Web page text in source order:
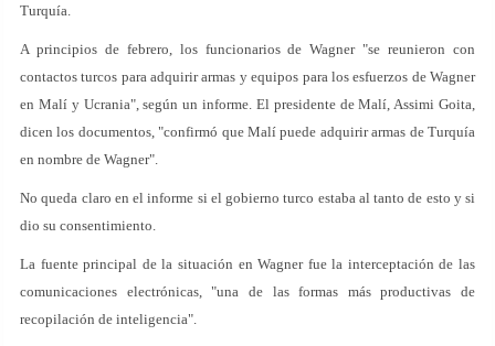
Turquía.
A principios de febrero, los funcionarios de Wagner "se reunieron con
contactos turcos para adquirir armas y equipos para los esfuerzos de Wagner
en Malí y Ucrania", según un informe. El presidente de Malí, Assimi Goita,
dicen los documentos, "confirmó que Malí puede adquirir armas de Turquía
en nombre de Wagner".
No queda claro en el informe si el gobierno turco estaba al tanto de esto y si
dio su consentimiento.
La fuente principal de la situación en Wagner fue la interceptación de las
comunicaciones electrónicas, "una de las formas más productivas de
recopilación de inteligencia".